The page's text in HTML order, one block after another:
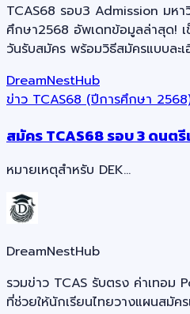
TCAS68 รอบ3 Admission มห
ศึกษา2568 อัพเดทข้อมูลล่าสุด!
วันรับสมัคร พร้อมวิธีสมัครแบบละ
DreamNestHub
ข่าว TCAS68 (ปีการศึกษา
สมัคร TCAS68 รอบ 3 ดนต
หมายเหตุสำหรับ DEK…
DreamNestHub
รวมข่าว TCAS รับตรง ค่าเทอม
ที่ช่วยให้นักเรียนไทยวางแผนสมัค